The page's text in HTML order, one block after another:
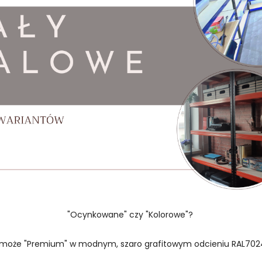
"Ocynkowane" czy "Kolorowe"?
"Premium" w modnym, szaro grafitowym odcieniu